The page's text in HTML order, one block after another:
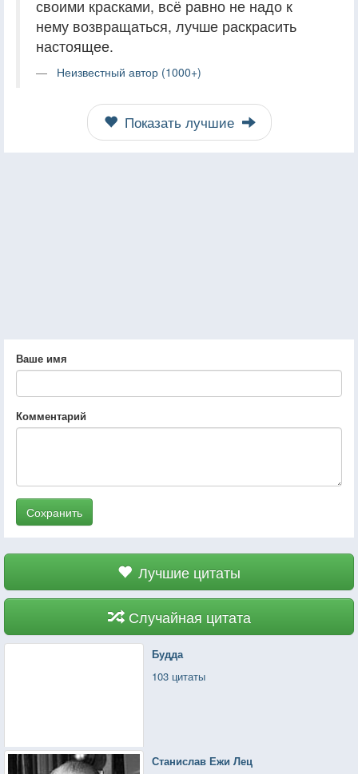
своими красками, всё равно не надо к
нему возвращаться, лучше раскрасить
настоящее.
Неизвестный автор (1000+)
Показать лучшие
Ваше имя
Комментарий
Сохранить
Лучшие цитаты
Случайная цитата
Будда
103 цитаты
Станислав Ежи Лец